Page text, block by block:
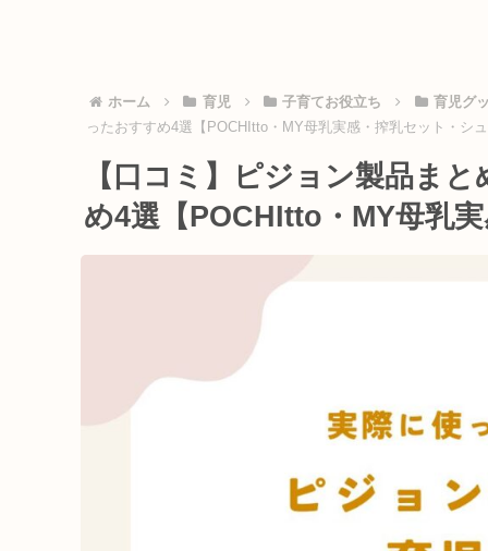
ホーム 育児 子育てお役立ち
育児グ
ったおすすめ4選【POCHItto・MY母乳実感・搾乳セット・シ
【口コミ】ピジョン製品ま
め4選【POCHItto・MY母乳